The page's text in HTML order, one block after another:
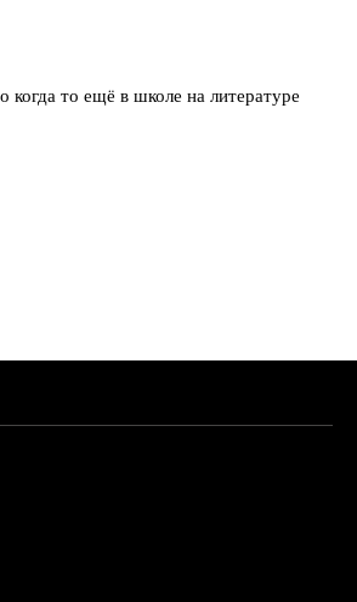
то ещё в школе на литературе